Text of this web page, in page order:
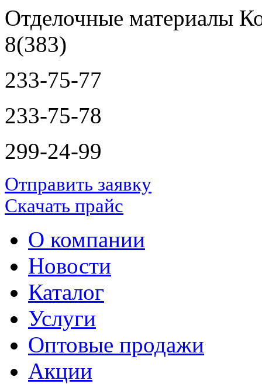
Отделочные материалы
8(383)
233-75-77
233-75-78
299-24-99
Отправить заявку
Скачать прайс
О компании
Новости
Каталог
Услуги
Оптовые продажи
Акции